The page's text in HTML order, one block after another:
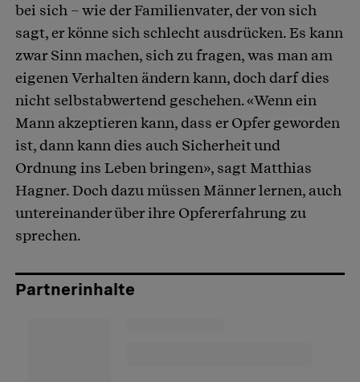
bei sich – wie der Familienvater, der von sich
sagt, er könne sich schlecht ausdrücken. Es kann
zwar Sinn machen, sich zu fragen, was man am
eigenen Verhalten ändern kann, doch darf dies
nicht selbstabwertend geschehen. «Wenn ein
Mann akzeptieren kann, dass er Opfer geworden
ist, dann kann dies auch Sicherheit und
Ordnung ins Leben bringen», sagt Matthias
Hagner. Doch dazu müssen Männer lernen, auch
untereinander über ihre Opfererfahrung zu
sprechen.
Partnerinhalte